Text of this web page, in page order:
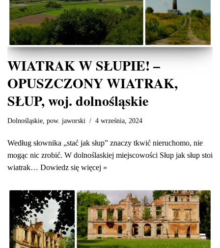
WIATRAK W SŁUPIE! –
OPUSZCZONY WIATRAK,
SŁUP, woj. dolnośląskie
Dolnośląskie pow. jaworski 4 września, 2024
Według słownika „stać jak słup” znaczy tkwić nieruchomo, nie
mogąc nic zrobić. W dolnoślaskiej miejscowości Słup jak słup stoi
wiatrak… Dowiedz się więcej »